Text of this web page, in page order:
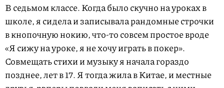
В седьмом классе. Когда было скучно на уроках в
школе, я сидела и записывала рандомные строчки
в кнопочную нокию, что-то совсем простое вроде
«Я сижу на уроке, я не хочу играть в покер».
Совмещать стихи и музыку я начала гораздо
позднее, лет в 17. Я тогдажила в Китае, и местные